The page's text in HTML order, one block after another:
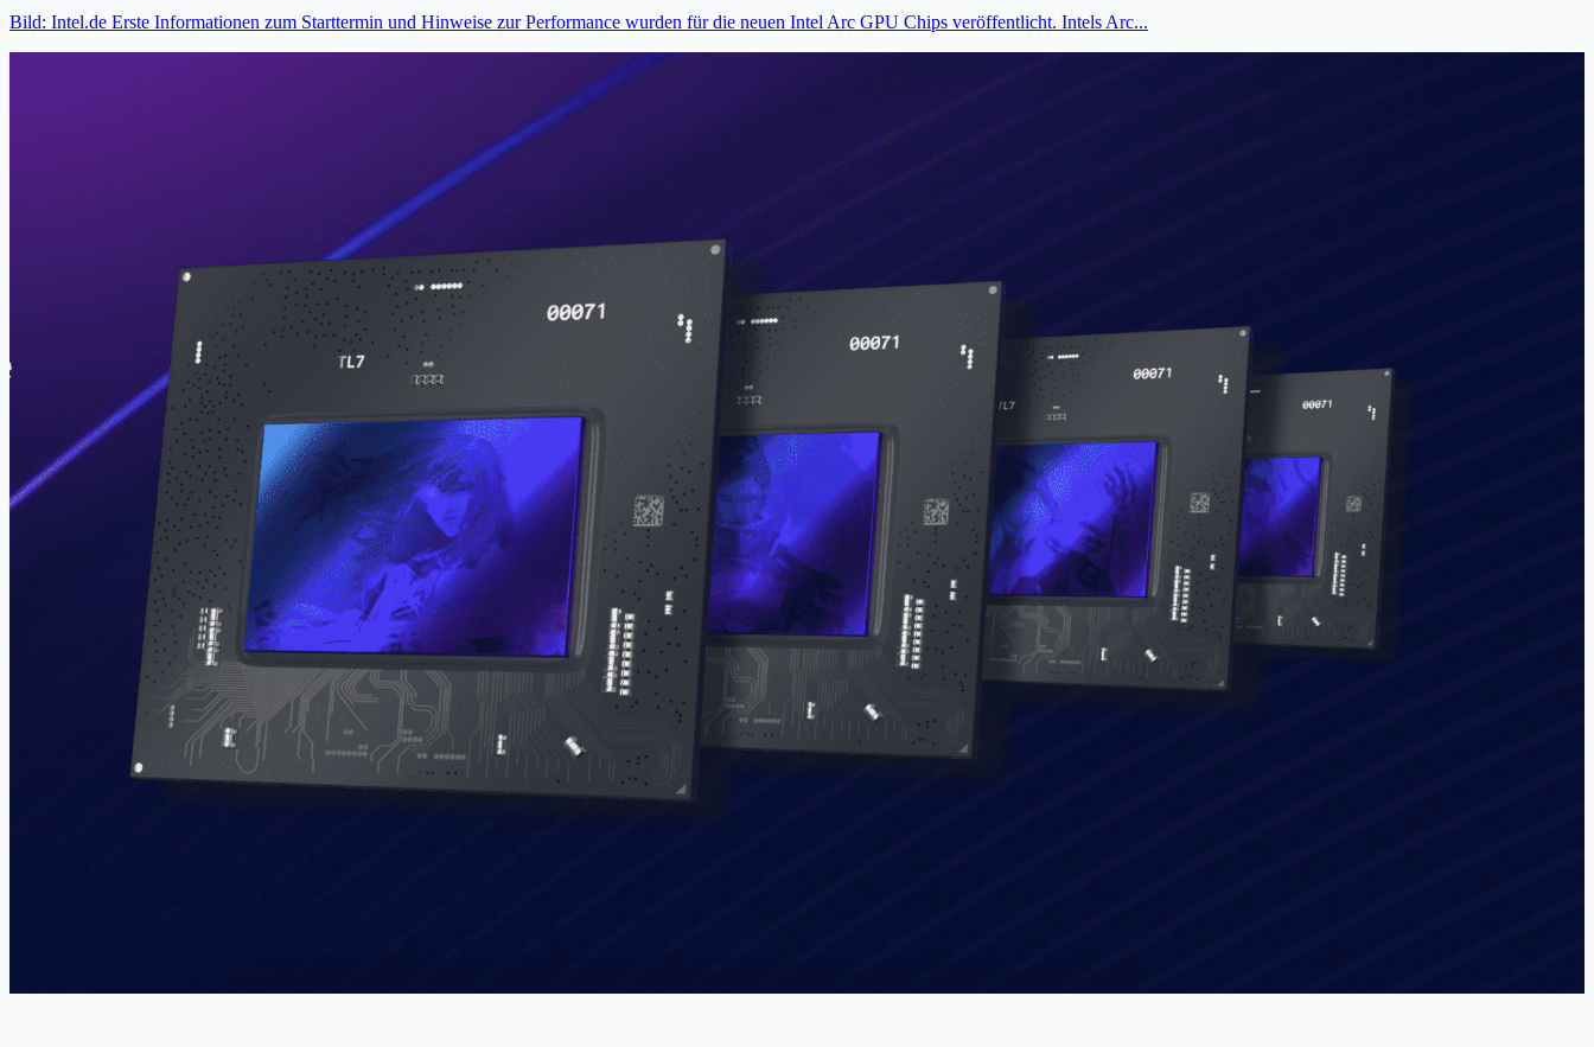
Bild: Intel.de Erste Informationen zum Starttermin und Hinweise zur Performance wurden für die neuen Intel Arc GPU Chips veröffentlicht. Intels Arc...